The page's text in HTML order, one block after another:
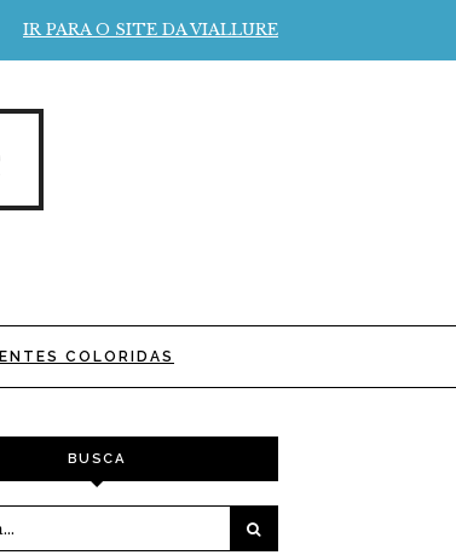
IR PARA O SITE DA VIALLURE
COLORIDAS
BUSCA